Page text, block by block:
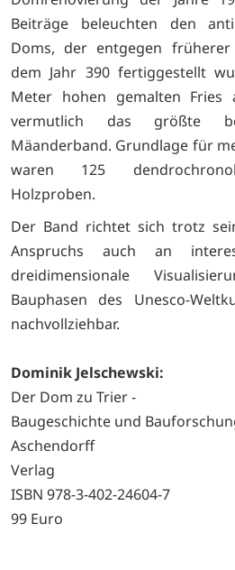
Beiträge beleuchten den
Doms, der entgegen
dem Jahr 390 fertiggestellt
Meter hohen gemalten Fries
vermutlich das größte
Mäanderband. Grundlage für
waren 125
Holzproben.
Der Band richtet sich trotz
Anspruchs auch an
dreidimensionale
Bauphasen des Unesco-
nachvollziehbar.
Dominik Jelschewski:
Der Dom zu Trier -
Baugeschichte und
Aschendorff
Verlag
ISBN 978-3-402-24604-7
99 Euro